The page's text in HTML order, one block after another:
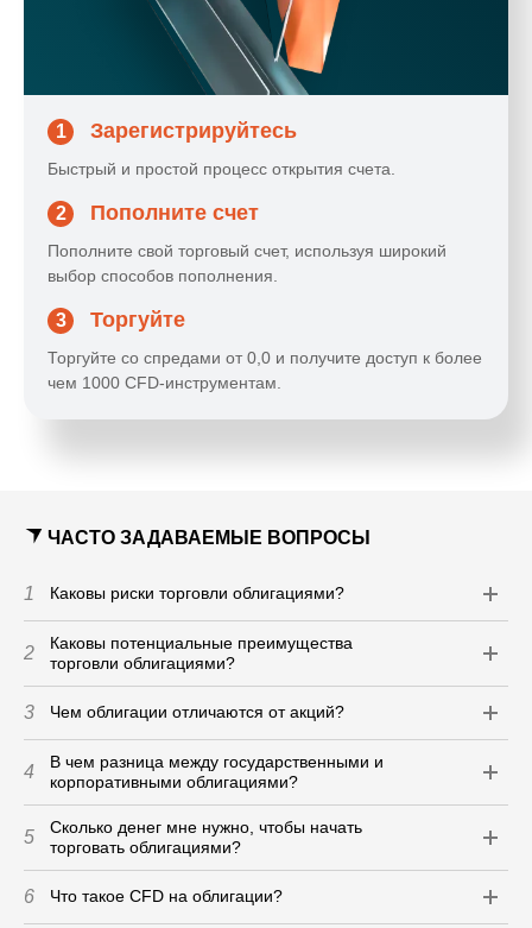
1 Зарегистрируйтесь
Быстрый и простой процесс открытия счета.
2 Пополните счет
Пополните свой торговый счет, используя широкий
выбор способов пополнения.
3 Торгуйте
Торгуйте со спредами от 0,0 и получите доступ к более
чем 1000 CFD-инструментам.
ЧАСТО ЗАДАВАЕМЫЕ ВОПРОСЫ
1 Каковы риски торговли облигациями?
2
Каковы потенциальные преимущества
торговли облигациями?
3 Чем облигации отличаются от акций?
4
В чем разница между государственными и
корпоративными облигациями?
5
Сколько денег мне нужно, чтобы начать
торговать облигациями?
6 Что такое CFD на облигации?